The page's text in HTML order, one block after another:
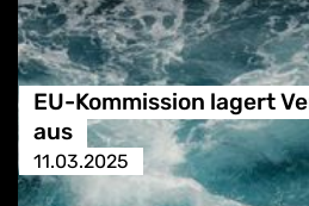
EU-Kommission lagert
aus
11.03.2025